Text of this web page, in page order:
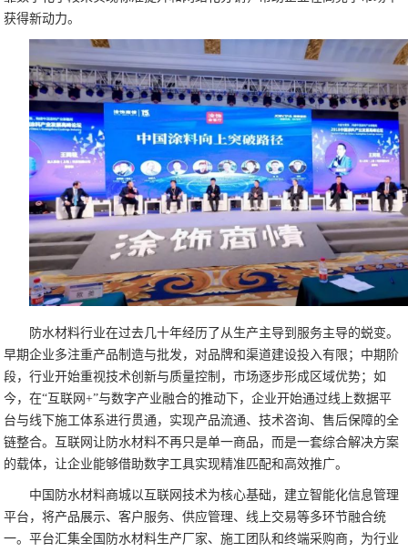
获得新动力。
防水材料行业在过去几十年经历了从生产主导到服务主导的蜕变。
早期企业多注重产品制造与批发，对品牌和渠道建设投入有限；中期阶
段，行业开始重视技术创新与质量控制，市场逐步形成区域优势；如
今，在“互联网+”与数字产业融合的推动下，企业开始通过线上数据平
台与线下施工体系进行贯通，实现产品流通、技术咨询、售后保障的全
链整合。互联网让防水材料不再只是单一商品，而是一套综合解决方案
的载体，让企业能够借助数字工具实现精准匹配和高效推广。
中国防水材料商城以互联网技术为核心基础，建立智能化信息管理
平台，将产品展示、客户服务、供应管理、线上交易等多环节融合统
一。平台汇集全国防水材料生产厂家、施工团队和终端采购商，为行业